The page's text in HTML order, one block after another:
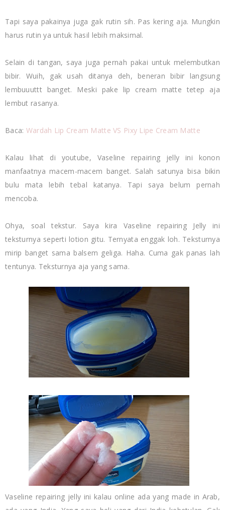
Tapi saya pakainya juga gak rutin sih. Pas kering aja. Mungkin
harus rutin ya untuk hasil lebih maksimal.
Selain di tangan, saya juga pernah pakai untuk melembutkan
bibir. Wuih, gak usah ditanya deh, beneran bibir langsung
lembuuuttt banget. Meski pake lip cream matte tetep aja
lembut rasanya.
Baca: Wardah Lip Cream Matte VS Pixy Lipe Cream Matte
Kalau lihat di youtube, Vaseline repairing jelly ini konon
manfaatnya macem-macem banget. Salah satunya bisa bikin
bulu mata lebih tebal katanya. Tapi saya belum pernah
mencoba.
Ohya, soal tekstur. Saya kira Vaseline repairing Jelly ini
teksturnya seperti lotion gitu. Ternyata enggak loh. Teksturnya
mirip banget sama balsem geliga. Haha. Cuma gak panas lah
tentunya. Teksturnya aja yang sama.
Vaseline repairing jelly ini kalau online ada yang made in Arab,